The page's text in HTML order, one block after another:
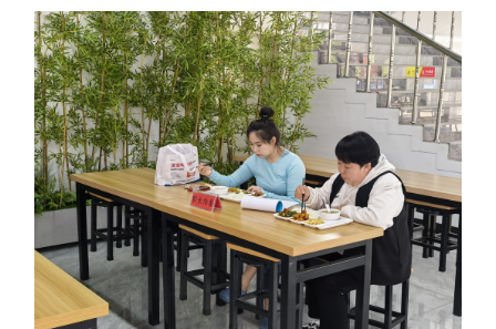
English Español Français عربى
Русский язык 日本語 한국어
Deutsch Português